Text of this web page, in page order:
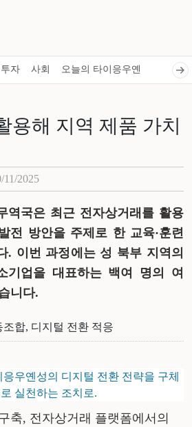
자 사회 오늘의 타이응우옌
용해 지역 제품 가치
11/2025
역국은 최근 전자상거래를 활용
전 방안을 주제로 한 교육·훈련
. 이번 과정에는 성 북부 지역의
기업을 대표하는 백여 명의
여
니다.
조합, 디지털 전환 적응
우옌성의 디지털 전환 전략을 구체
실천하는 조치로.
축, 전자상거래 플랫폼에서의